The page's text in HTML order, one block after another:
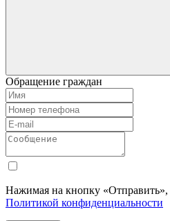
Обращение граждан
Нажимая на кнопку «Отправить»,
Политикой конфиденциальности